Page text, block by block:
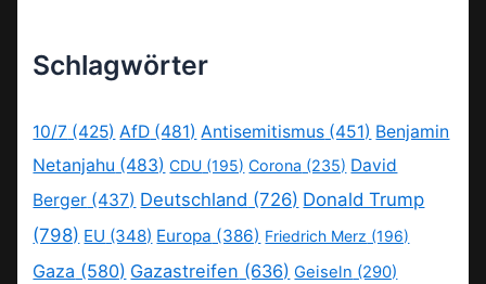
Schlagwörter
10/7 (425) AfD (481) Antisemitismus (451) Benjamin
Netanjahu (483) CDU (195) Corona (235) David
Berger (437) Deutschland (726) Donald Trump
(798) EU (348) Europa (386) Friedrich Merz (196)
Gaza (580) Gazastreifen (636) Geiseln (290)